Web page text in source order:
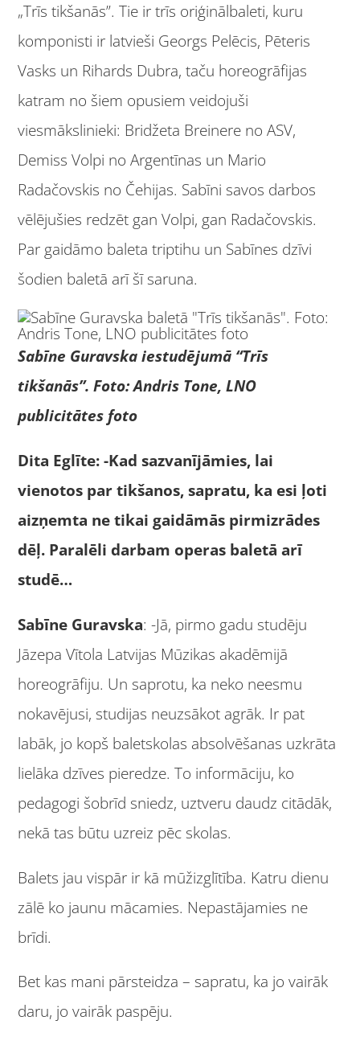
„Trīs tikšanās”. Tie ir trīs oriģinālbaleti, kuru
komponisti ir latvieši Georgs Pelēcis, Pēteris
Vasks un Rihards Dubra, taču horeogrāfijas
katram no šiem opusiem veidojuši
viesmākslinieki: Bridžeta Breinere no ASV,
Demiss Volpi no Argentīnas un Mario
Radačovskis no Čehijas. Sabīni savos darbos
vēlējušies redzēt gan Volpi, gan Radačovskis.
Par gaidāmo baleta triptihu un Sabīnes dzīvi
šodien baletā arī šī saruna.
Sabīne Guravska iestudējumā “Trīs
tikšanās”. Foto: Andris Tone, LNO
publicitātes foto
Dita Eglīte: -Kad sazvanījāmies, lai
vienotos par tikšanos, sapratu, ka esi ļoti
aizņemta ne tikai gaidāmās pirmizrādes
dēļ. Paralēli darbam operas baletā arī
studē…
Sabīne Guravska: -Jā, pirmo gadu studēju
Jāzepa Vītola Latvijas Mūzikas akadēmijā
horeogrāfiju. Un saprotu, ka neko neesmu
nokavējusi, studijas neuzsākot agrāk. Ir pat
labāk, jo kopš baletskolas absolvēšanas uzkrāta
lielāka dzīves pieredze. To informāciju, ko
pedagogi šobrīd sniedz, uztveru daudz citādāk,
nekā tas būtu uzreiz pēc skolas.
Balets jau vispār ir kā mūžizglītība. Katru dienu
zālē ko jaunu mācamies. Nepastājamies ne
brīdi.
Bet kas mani pārsteidza – sapratu, ka jo vairāk
daru, jo vairāk paspēju.